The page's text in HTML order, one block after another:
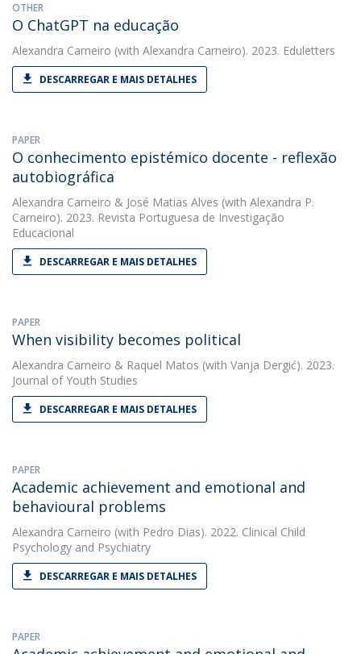
OTHER
O ChatGPT na educação
Alexandra Carneiro (with Alexandra Carneiro). 2023. Eduletters
DESCARREGAR E MAIS DETALHES
PAPER
O conhecimento epistémico docente - reflexão
autobiográfica
Alexandra Carneiro & José Matias Alves (with Alexandra P.
Carneiro). 2023. Revista Portuguesa de Investigação
Educacional
DESCARREGAR E MAIS DETALHES
PAPER
When visibility becomes political
Alexandra Carneiro & Raquel Matos (with Vanja Dergić). 2023.
Journal of Youth Studies
DESCARREGAR E MAIS DETALHES
PAPER
Academic achievement and emotional and
behavioural problems
Alexandra Carneiro (with Pedro Dias). 2022. Clinical Child
Psychology and Psychiatry
DESCARREGAR E MAIS DETALHES
PAPER